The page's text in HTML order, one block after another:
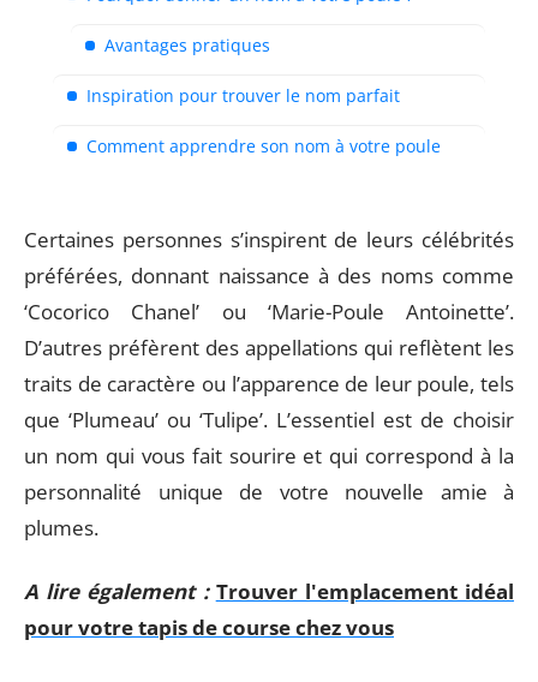
Avantages pratiques
Inspiration pour trouver le nom parfait
Comment apprendre son nom à votre poule
Certaines personnes s’inspirent de leurs célébrités
préférées, donnant naissance à des noms comme
‘Cocorico Chanel’ ou ‘Marie-Poule Antoinette’.
D’autres préfèrent des appellations qui reflètent les
traits de caractère ou l’apparence de leur poule, tels
que ‘Plumeau’ ou ‘Tulipe’. L’essentiel est de choisir
un nom qui vous fait sourire et qui correspond à la
personnalité unique de votre nouvelle amie à
plumes.
A lire également : Trouver l'emplacement idéal
pour votre tapis de course chez vous